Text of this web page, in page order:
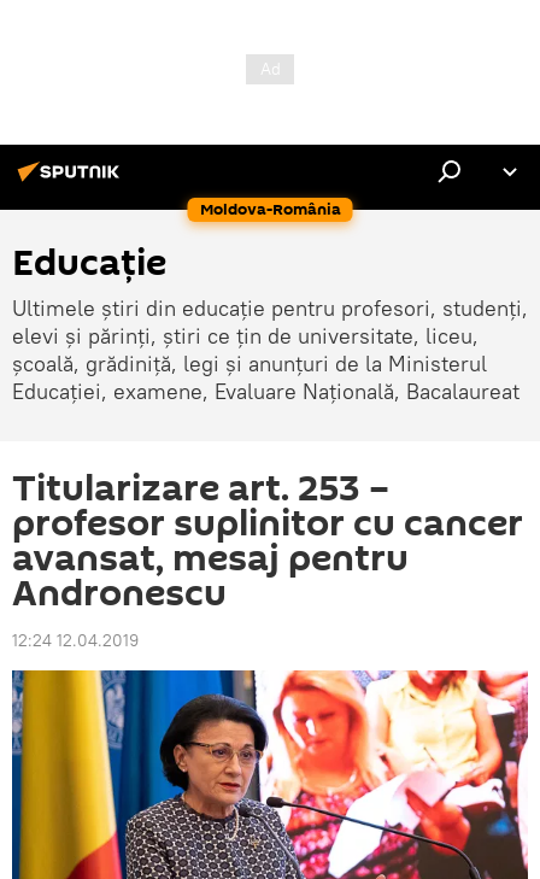
Moldova-România
Educație
Ultimele știri din educație pentru profesori, studenți,
elevi și părinți, știri ce țin de universitate, liceu,
școală, grădiniță, legi și anunțuri de la Ministerul
Educației, examene, Evaluare Națională, Bacalaureat
Titularizare art. 253 –
profesor suplinitor cu cancer
avansat, mesaj pentru
Andronescu
12:24 12.04.2019